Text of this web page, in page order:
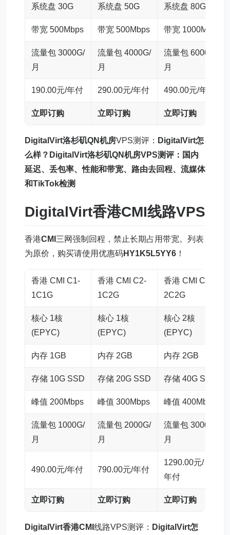
系统盘 30G 系统盘 50G 系统盘 80G
带宽 500Mbps 带宽 500Mbps 带宽 1000Mbps
流量包 3000G/
月
流量包 4000G/
月
流量包 6000G/
月
190.00元/年付 290.00元/年付 490.00元/年付
立即订购 立即订购 立即订购
DigitalVirt洛杉矶QN机房VPS测评： DigitalVirt怎
么样？DigitalVirt洛杉矶QN机房VPS测评：国内
延迟、丢包率、性能和带宽、路由去回程、流媒体
和TikTok检测
DigitalVirt香港CMI线路VPS
香港CMI 三网强制回程，禁止长期占用带宽。列表
为原价，购买请使用优惠码HY1K5L5YY6 ！
香港 CMI C1-
1C1G
香港 CMI C2-
1C2G
香港 CMI C3-
2C2G
核心 1核
(EPYC)
核心 1核
(EPYC)
核心 2核
(EPYC)
内存 1GB 内存 2GB 内存 2GB
存储 10G SSD 存储 20G SSD 存储 40G SSD
峰值 200Mbps 峰值 300Mbps 峰值 400Mbps
流量包 1000G/
月
流量包 2000G/
月
流量包 3000G/
月
490.00元/年付 790.00元/年付
1290.00元/
年付
立即订购 立即订购 立即订购
DigitalVirt香港CMI 线路VPS测评： DigitalVirt怎